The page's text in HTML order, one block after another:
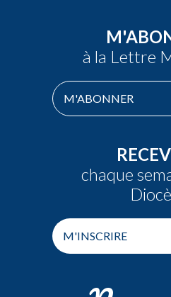
à la Lettre
M'ABONNER
chaque
M'INSCRIRE